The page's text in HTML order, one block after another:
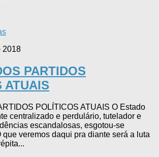
2018
PARTIDOS
ATUAIS
POLÍTICOS ATUAIS O Estado
centralizado e perdulário, tutelador e
escandalosas, esgotou-se
que veremos daqui pra diante será a luta